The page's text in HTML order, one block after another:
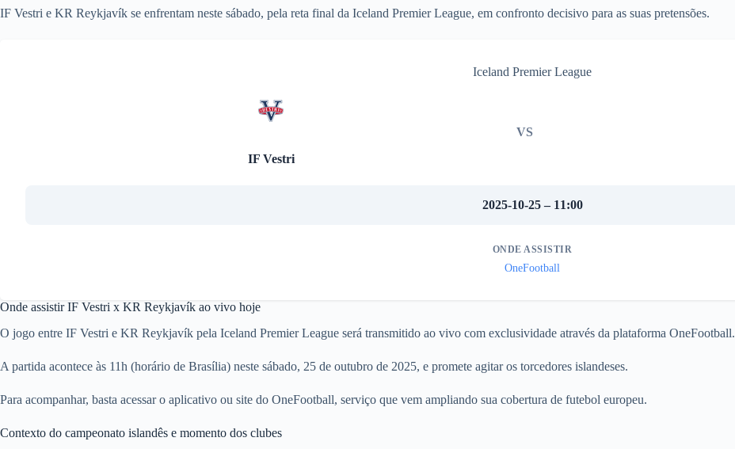
IF Vestri e KR Reykjavík se enfrentam neste sábado, pela reta final da Iceland Premier League, em confronto decisivo para as suas pretensões.
Iceland Premier League
IF Vestri
VS
2025-10-25 – 11:00
ONDE ASSISTIR
OneFootball
Onde assistir IF Vestri x KR Reykjavík ao vivo hoje
O jogo entre IF Vestri e KR Reykjavík pela Iceland Premier League será transmitido ao vivo com exclusividade através da plataforma OneFootball.
A partida acontece às 11h (horário de Brasília) neste sábado, 25 de outubro de 2025, e promete agitar os torcedores islandeses.
Para acompanhar, basta acessar o aplicativo ou site do OneFootball, serviço que vem ampliando sua cobertura de futebol europeu.
Contexto do campeonato islandês e momento dos clubes